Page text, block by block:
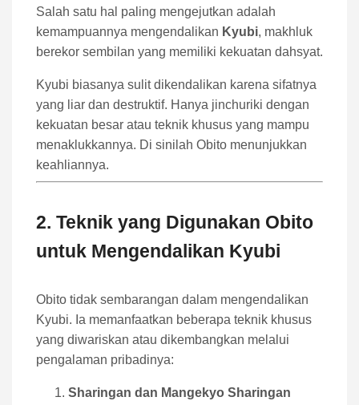
Salah satu hal paling mengejutkan adalah
kemampuannya mengendalikan Kyubi, makhluk
berekor sembilan yang memiliki kekuatan dahsyat.
Kyubi biasanya sulit dikendalikan karena sifatnya
yang liar dan destruktif. Hanya jinchuriki dengan
kekuatan besar atau teknik khusus yang mampu
menaklukkannya. Di sinilah Obito menunjukkan
keahliannya.
2. Teknik yang Digunakan Obito
untuk Mengendalikan Kyubi
Obito tidak sembarangan dalam mengendalikan
Kyubi. Ia memanfaatkan beberapa teknik khusus
yang diwariskan atau dikembangkan melalui
pengalaman pribadinya:
Sharingan dan Mangekyo Sharingan